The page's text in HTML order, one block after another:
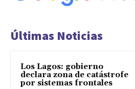
Últimas Noticias
Los Lagos: gobierno
declara zona de catástrofe
por sistemas frontales